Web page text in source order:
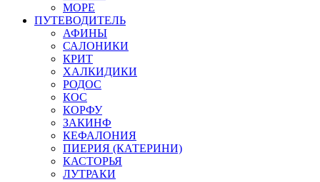
МОРЕ
ПУТЕВОДИТЕЛЬ
АФИНЫ
САЛОНИКИ
КРИТ
ХАЛКИДИКИ
РОДОС
КОС
КОРФУ
ЗАКИНФ
КЕФАЛОНИЯ
ПИЕРИЯ (КАТЕРИНИ)
КАСТОРЬЯ
ЛУТРАКИ